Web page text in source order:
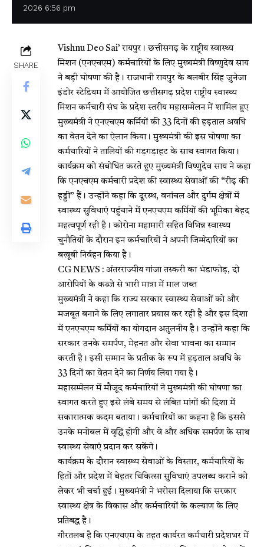
2026 6:56 pm
SHARE
Vishnu Deo Sai’ रायपुर। छत्तीसगढ़ के राष्ट्रीय स्वास्थ्य
मिशन (एनएचएम) कर्मचारियों के लिए मुख्यमंत्री विष्णुदेव साय
ने बड़ी घोषणा की है। राजधानी रायपुर के बलबीर सिंह जुनेजा
इंडोर स्टेडियम में आयोजित छत्तीसगढ़ प्रदेश राष्ट्रीय स्वास्थ्य
मिशन कर्मचारी संघ के प्रदेश स्तरीय महासम्मेलन में शामिल हुए
मुख्यमंत्री ने एनएचएम कर्मियों की 33 दिनों की हड़ताल अवधि
का वेतन देने का ऐलान किया। मुख्यमंत्री की इस घोषणा का
कर्मचारियों ने तालियों की गड़गड़ाहट के साथ स्वागत किया।
कार्यक्रम को संबोधित करते हुए मुख्यमंत्री विष्णुदेव साय ने कहा
कि एनएचएम कर्मचारी प्रदेश की स्वास्थ्य सेवाओं की “रीढ़ की
हड्डी” हैं। उन्होंने कहा कि दूरस्थ, वनांचल और दुर्गम क्षेत्रों में
स्वास्थ्य सुविधाएं पहुंचाने में एनएचएम कर्मियों की भूमिका बेहद
महत्वपूर्ण रही है। कोरोना महामारी सहित विभिन्न स्वास्थ्य
चुनौतियों के दौरान इन कर्मचारियों ने अपनी जिम्मेदारियों का
बखूबी निर्वहन किया है।
CG NEWS : अंतरराज्यीय गांजा तस्करी का भंडाफोड़, दो
आरोपियों के कब्जे से भारी मात्रा में माल जब्त
मुख्यमंत्री ने कहा कि राज्य सरकार स्वास्थ्य सेवाओं को और
मजबूत बनाने के लिए लगातार प्रयास कर रही है और इस दिशा
में एनएचएम कर्मियों का योगदान अतुलनीय है। उन्होंने कहा कि
सरकार उनके समर्पण, मेहनत और सेवा भावना का सम्मान
करती है। इसी सम्मान के प्रतीक के रूप में हड़ताल अवधि के
33 दिनों का वेतन देने का निर्णय लिया गया है।
महासम्मेलन में मौजूद कर्मचारियों ने मुख्यमंत्री की घोषणा का
स्वागत करते हुए इसे लंबे समय से लंबित मांगों की दिशा में
सकारात्मक कदम बताया। कर्मचारियों का कहना है कि इससे
उनके मनोबल में वृद्धि होगी और वे और अधिक समर्पण के साथ
स्वास्थ्य सेवाएं प्रदान कर सकेंगे।
कार्यक्रम के दौरान स्वास्थ्य सेवाओं के विस्तार, कर्मचारियों के
हितों और प्रदेश में बेहतर चिकित्सा सुविधाएं उपलब्ध कराने को
लेकर भी चर्चा हुई। मुख्यमंत्री ने भरोसा दिलाया कि सरकार
स्वास्थ्य क्षेत्र के विकास और कर्मचारियों के कल्याण के लिए
प्रतिबद्ध है।
गौरतलब है कि एनएचएम के तहत कार्यरत कर्मचारी प्रदेशभर में